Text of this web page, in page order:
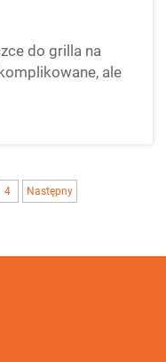
do grilla na
ale
staje się proste.
narzędzie do
Po pewnym
Istotne jest, aby
4 Następny